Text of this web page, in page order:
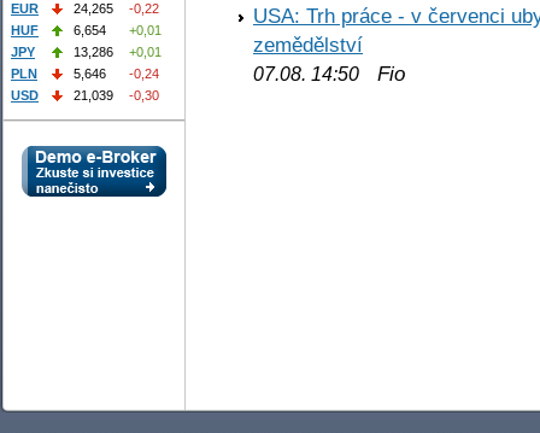
USA: Trh práce - v červenci
zemědělství
07.08. 14:50 Fio
EUR 24,265
-0,22
HUF
6,654
+0,01
JPY
13,286
+0,01
PLN
5,646
-0,24
USD
21,039 -0,30